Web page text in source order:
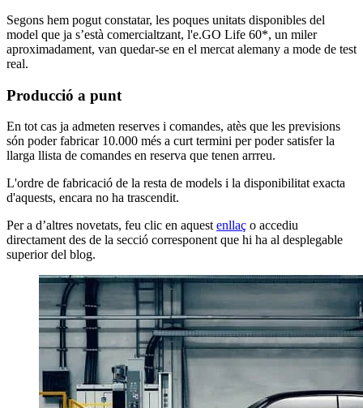
Segons hem pogut constatar, les poques unitats disponibles del
model que ja s’està comercialtzant, l'e.GO Life 60*, un miler
aproximadament, van quedar-se en el mercat alemany a mode de test
real.
Producció a punt
En tot cas ja admeten reserves i comandes, atès que les previsions
són poder fabricar 10.000 més a curt termini per poder satisfer la
llarga llista de comandes en reserva que tenen arrreu.
L'ordre de fabricació de la resta de models i la disponibilitat exacta
d'aquests, encara no ha trascendit.
Per a d’altres novetats, feu clic en aquestenllaç o accediu
directament des de la secció corresponent que hi ha al desplegable
superior del blog.